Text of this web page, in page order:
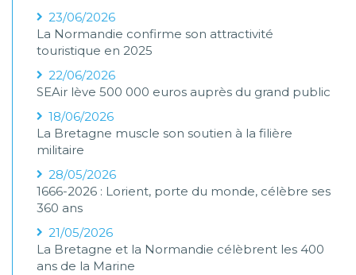
23/06/2026
La Normandie confirme son attractivité
touristique en 2025
22/06/2026
SEAir lève 500 000 euros auprès du grand public
18/06/2026
La Bretagne muscle son soutien à la filière
militaire
28/05/2026
1666-2026 : Lorient, porte du monde, célèbre ses
360 ans
21/05/2026
La Bretagne et la Normandie célèbrent les 400
ans de la Marine